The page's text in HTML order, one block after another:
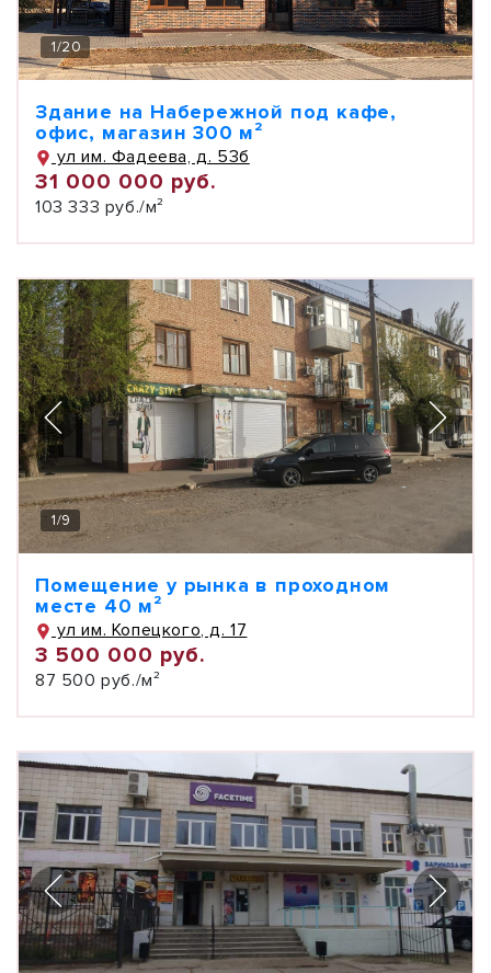
1/20
Здание на Набережной под кафе,
офис, магазин 300 м²
ул им. Фадеева, д. 53б
31 000 000 руб.
103 333 руб./м²
1/9
Помещение у рынка в проходном
месте 40 м²
ул им. Копецкого, д. 17
3 500 000 руб.
87 500 руб./м²